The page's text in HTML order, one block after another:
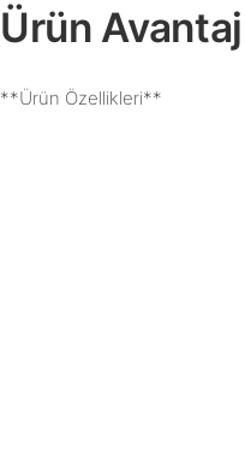
Ürün
**Ürün Özellikleri**